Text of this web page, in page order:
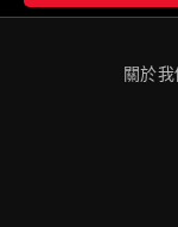
關於我